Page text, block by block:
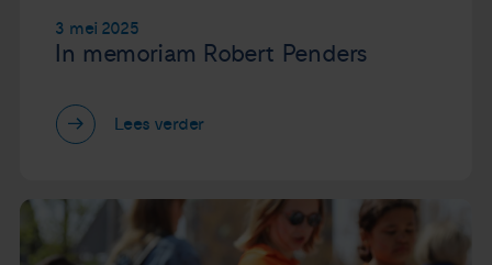
3 mei 2025
In memoriam Robert Penders
Lees verder